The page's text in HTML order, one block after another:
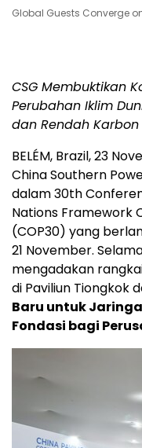
Global Guests Converge
CSG Membuktikan
Perubahan Iklim
dan Rendah Karbon
BELÉM, Brazil,23
China Southern
dalam 30th
Nations Framework
(COP30) yang
21 November.
mengadakan
di Paviliun Tiongkok
Baru untuk
Fondasi bagi